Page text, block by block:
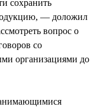
сохранить
— доложил
вопрос о
со
организациями до